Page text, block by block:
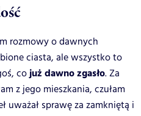
rozmowy o dawnych
ciasta, ale wszystko to
cojuż dawno zgasło. Za
z jego mieszkania, czułam
uważał sprawę za zamkniętą i